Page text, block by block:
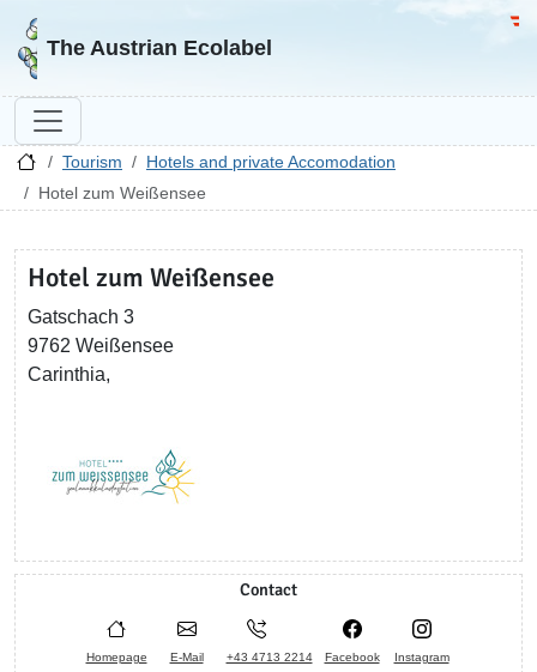
Go to homepage
The Austrian Ecolabel
Tourism
Hotels and private Accomodation
Hotel zum Weißensee
Hotel zum Weißensee
Gatschach 3
9762 Weißensee
Carinthia,
Contact
Homepage E-Mail +43 4713 2214 Facebook Instagram